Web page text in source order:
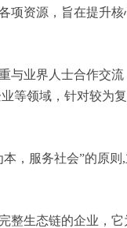
项资源，旨在提升
与业界人士合作交
等领域，针对较为
，服务社会”的原
整生态链的企业，